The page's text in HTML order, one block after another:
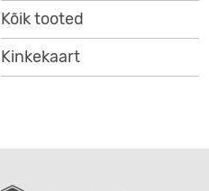
Kõik tooted
Kinkekaart